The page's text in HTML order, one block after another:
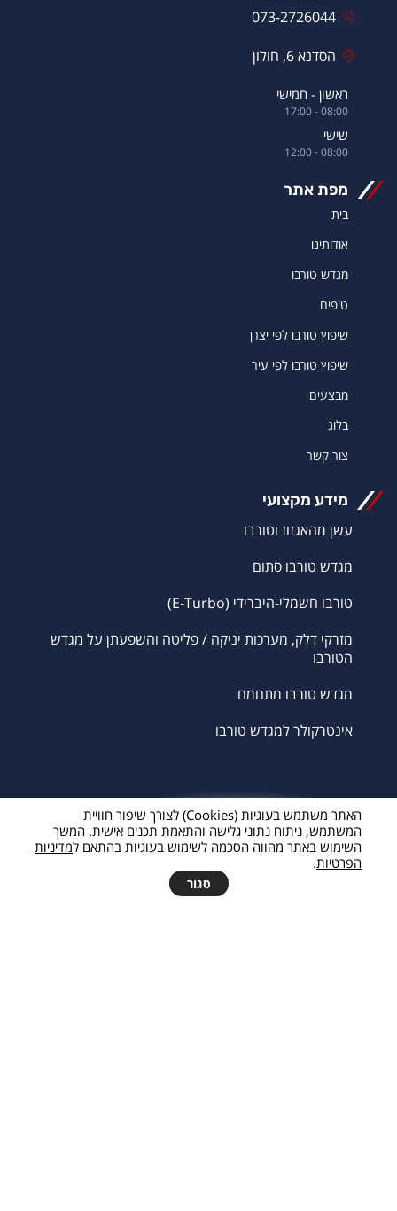
073-2726044
הסדנא 6, חולון
ראשון - חמישי
08:00 - 17:00
שישי
08:00 - 12:00
מפת אתר
בית
אודותינו
מגדש טורבו
טיפים
שיפוץ טורבו לפי יצרן
שיפוץ טורבו לפי עיר
מבצעים
בלוג
צור קשר
מידע מקצועי
עשן מהאגזוז וטורבו
מגדש טורבו סתום
טורבו חשמלי-היברידי (E-Turbo)
מזרקי דלק, מערכות יניקה / פליטה והשפעתן על מגדש
הטורבו
מגדש טורבו מתחמם
אינטרקולר למגדש טורבו
להצעת מחיר
האתר משתמש בעוגיות (Cookies) לצורך שיפור חוויית
המשתמש, ניתוח נתוני גלישה והתאמת תכנים אישית. המשך
השימוש באתר מהווה הסכמה לשימוש בעוגיות בהתאם למדיניות
הפרטיות.
סגור